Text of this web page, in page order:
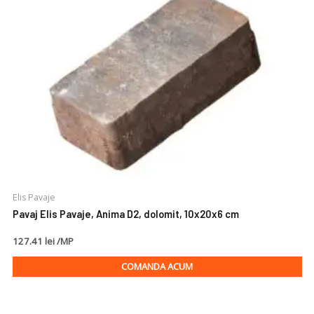
Elis Pavaje
Pavaj Elis Pavaje, Anima D2, dolomit, 10x20x6 cm
127.41 lei /MP
COMANDA ACUM